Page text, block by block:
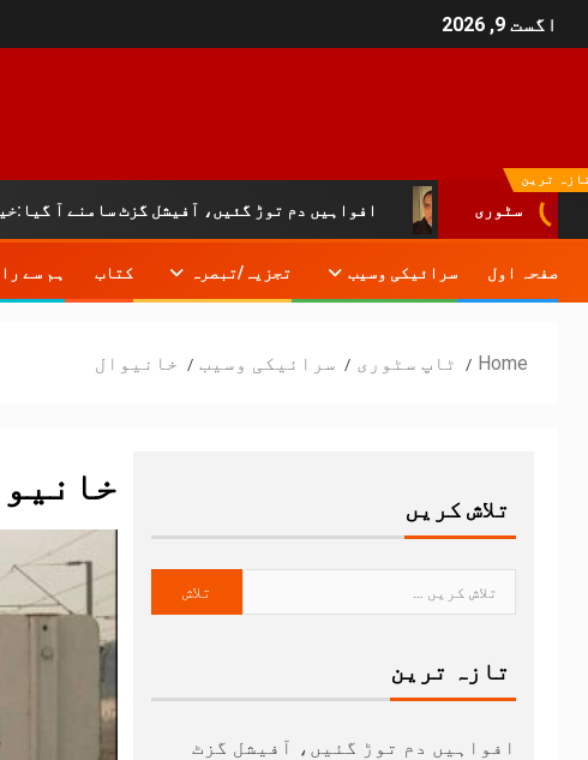
اگست 9, 2026
ترین
سٹوریافواہیں دم توڑ گئیں، آفیشل گزٹ سامنے آ
صفحہ اول سرائیکی وسیب تجزیہ/تبصرہ کتاب ہم سے
Home ٹاپ سٹوری سرائیکی وسیب خانیوال
تلاش کریں
تازہ ترین
افواہیں دم توڑ گئیں، آفیشل گزٹ